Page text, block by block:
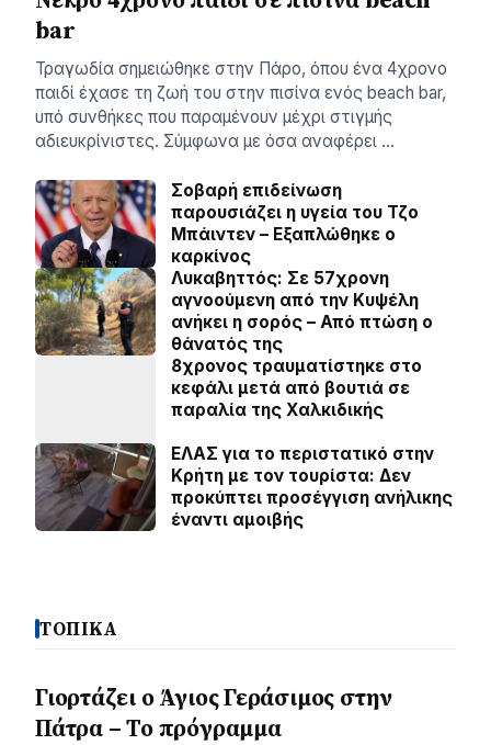
bar
Τραγωδία σημειώθηκε στην Πάρο, όπου ένα 4χρονο
παιδί έχασε τη ζωή του στην πισίνα ενός beach bar,
υπό συνθήκες που παραμένουν μέχρι στιγμής
αδιευκρίνιστες. Σύμφωνα με όσα αναφέρει …
Σοβαρή επιδείνωση
παρουσιάζει η υγεία του Τζο
Μπάιντεν – Εξαπλώθηκε ο
καρκίνος
Λυκαβηττός: Σε 57χρονη
αγνοούμενη από την Κυψέλη
ανήκει η σορός – Από πτώση ο
θάνατός της
8χρονος τραυματίστηκε στο
κεφάλι μετά από βουτιά σε
παραλία της Χαλκιδικής
ΕΛΑΣ για το περιστατικό στην
Κρήτη με τον τουρίστα: Δεν
προκύπτει προσέγγιση ανήλικης
έναντι αμοιβής
ΤΟΠΙΚΑ
Γιορτάζει ο Άγιος Γεράσιμος στην
Πάτρα – Το πρόγραμμα